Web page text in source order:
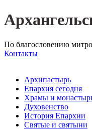
По благословению
Контакты
Архипастырь
Епархия сегодня
Храмы и
Духовенство
История Епархии
Святые и святыни